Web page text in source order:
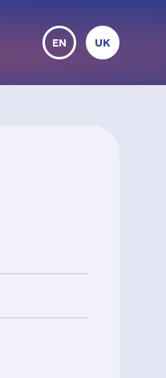
EN UK